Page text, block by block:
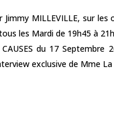
MILLEVILLE, sur les
les Mardi de 19h45 à 21h
du 17 Septembre
exclusive de Mme